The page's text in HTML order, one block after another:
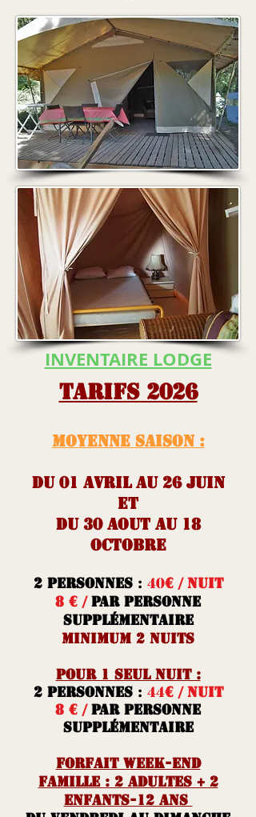
INVENTAIRE LODGE
TARIFS 2026
MOYENNE SAISON :
Du 01 AVRILau 26 juin
et
Du 30 Aout au 18
OCTOBRE
2 personnes : 40€ / nuit
8 € / par personne
supplémentaire
Minimum 2 Nuits
POUR 1 SEUL NUIT :
2 personnes : 44€ / nuit
8 € /par personne
supplémentaire
FORFAIT WEEK-END
FAMILLE : 2 ADULTES + 2
ENFANTS-12 ans